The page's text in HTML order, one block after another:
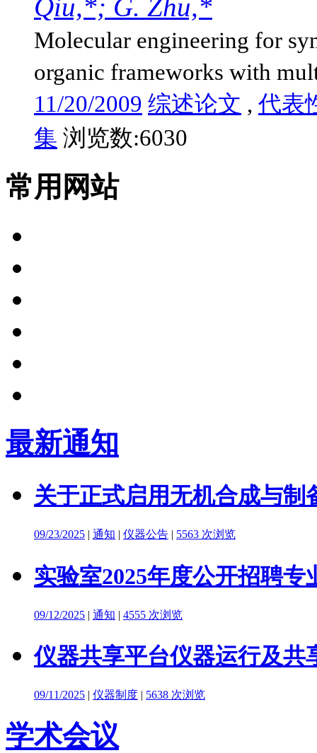
Qiu,*; G. Zhu,*
Molecular engineering for
organic frameworks with
11/20/2009 综述论文 , 代表
集 浏览数:6030
常用网站
最新通知
关于正式启用无机合成与制
09/23/2025 通知 仪器公告 5563 次浏览
实验室2025年度公开招聘
09/12/2025 | 通知 | 4555 次浏览
仪器共享平台仪器运行及共
09/11/2025 | 仪器制度 | 5638 次浏览
学术会议